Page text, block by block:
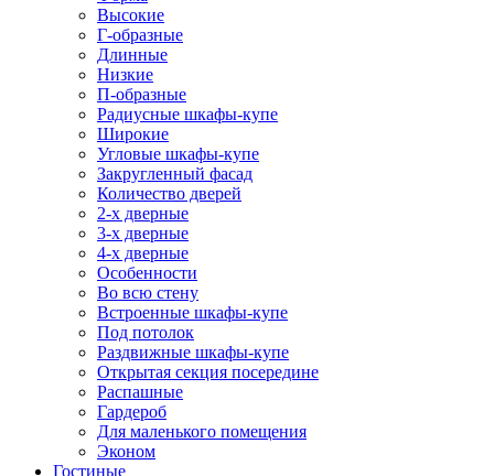
Высокие
Г-образные
Длинные
Низкие
П-образные
Радиусные шкафы-купе
Широкие
Угловые шкафы-купе
Закругленный фасад
Количество дверей
2-х дверные
3-х дверные
4-х дверные
Особенности
Во всю стену
Встроенные шкафы-купе
Под потолок
Раздвижные шкафы-купе
Открытая секция посередине
Распашные
Гардероб
Для маленького помещения
Эконом
Гостиные